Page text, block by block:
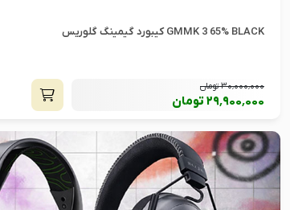
GMMK 3 75% BLACK کیبورد گیمینگ گلوریس
30٬000٬000تومان
29٬900٬000تومان